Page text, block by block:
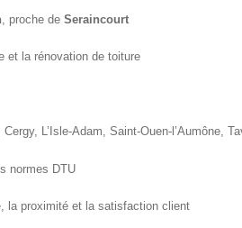
, proche de Seraincourt
et la rénovation de toiture
L’Isle-Adam, Saint-Ouen-l’Aumône,
normes DTU
la proximité et la satisfaction client